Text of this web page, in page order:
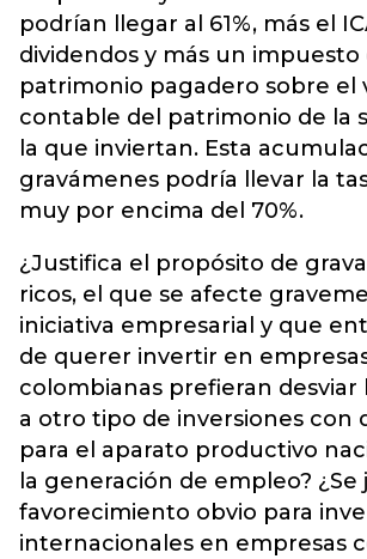
podrían llegar al 61%, más el
dividendos y más un impuesto
patrimonio pagadero sobre el
contable del patrimonio de la
la que inviertan. Esta
gravámenes podría llevar la
muy por encima del 70%.
¿Justifica el propósito de
ricos, el que se afecte
iniciativa empresarial y que
de querer invertir en
colombianas prefieran desviar
a otro tipo de inversiones con
para el aparato productivo
la generación de empleo?
favorecimiento obvio para
internacionales en empresas